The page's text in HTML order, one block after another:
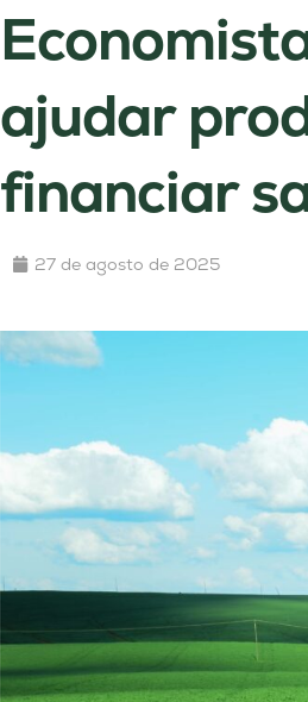
ajudar
financiar
27 de agosto de 2025